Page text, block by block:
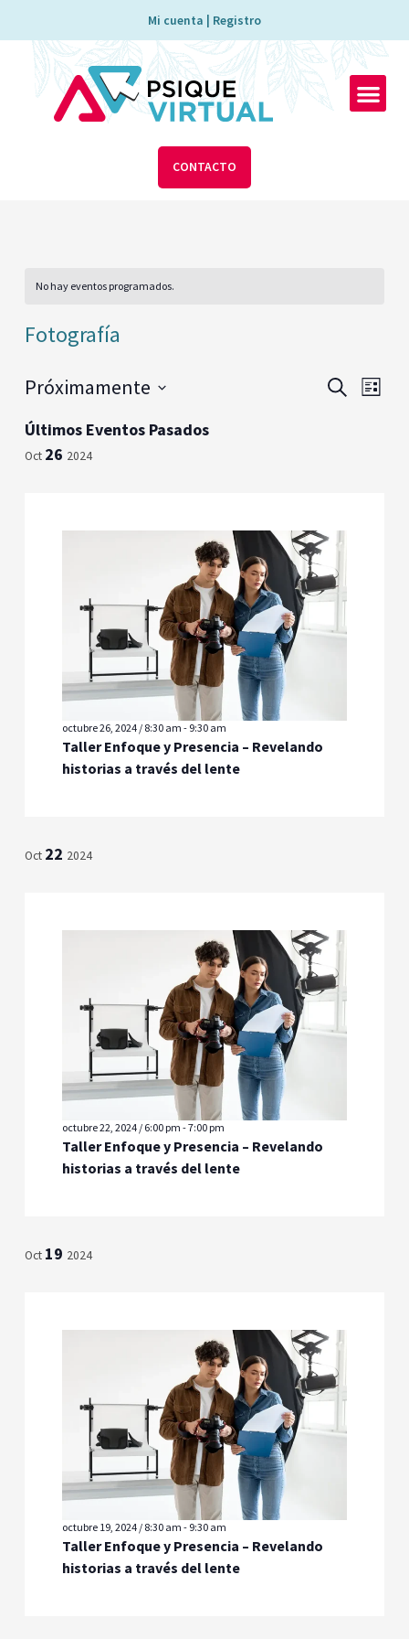
contenido
Mi cuenta | Registro
CONTACTO
No hay eventos programados.
Fotografía
de
Eventos
BUSCAR
LISTA
Próximamente
fecha.
Últimos Eventos Pasados
Oct 26 2024
octubre 26, 2024 / 8:30 am - 9:30 am
Taller Enfoque y Presencia – Revelando
historias a través del lente
Oct 22 2024
octubre 22, 2024 / 6:00 pm -7:00 pm
Taller Enfoque y Presencia – Revelando
historias a través del lente
Oct 19 2024
octubre 19, 2024 / 8:30 am - 9:30 am
Taller Enfoque y Presencia – Revelando
historias a través del lente